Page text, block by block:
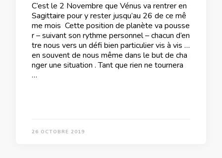
C’est le 2 Novembre que Vénus va rentrer en
Sagittaire pour y rester jusqu’au 26 de ce mê
me mois Cette position de planète va pousse
r – suivant son rythme personnel – chacun d’en
tre nous vers un défi bien particulier vis à vis bi
en souvent de nous même dans le but de cha
nger une situation . Tant que rien ne tournera
…
26 OCTOBRE 2019